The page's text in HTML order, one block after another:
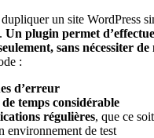
un site WordPress
Un plugin permet
sans nécessiter
:
d’erreur
temps considérable
régulières, que ce
environnement de test